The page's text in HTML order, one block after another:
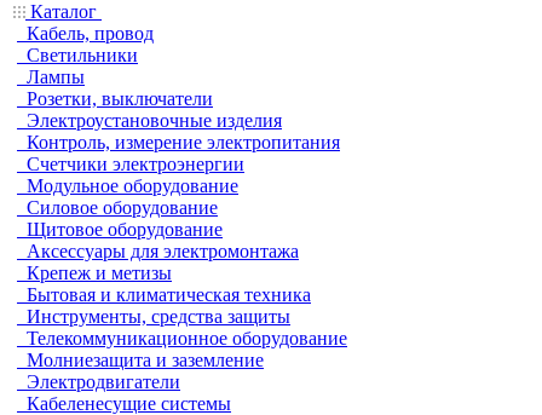
Каталог
Кабель, провод
Светильники
Лампы
Розетки, выключатели
Электроустановочные изделия
Контроль, измерение электропитания
Счетчики электроэнергии
Модульное оборудование
Силовое оборудование
Щитовое оборудование
Аксессуары для электромонтажа
Крепеж и метизы
Бытовая и климатическая техника
Инструменты, средства защиты
Телекоммуникационное оборудование
Молниезащита и заземление
Электродвигатели
Кабеленесущие системы